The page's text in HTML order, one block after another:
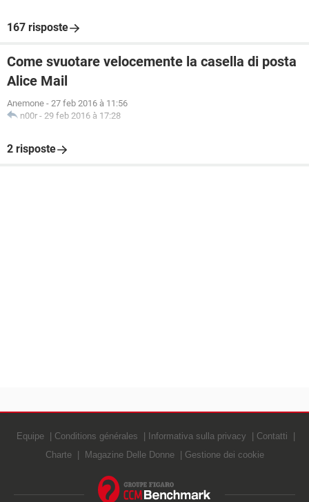
167 risposte
Come svuotare velocemente la casella di posta
Alice Mail
Anemone - 27 feb 2016 à 11:56
n00r - 29 feb 2016 à 17:28
2 risposte
Equipe Conditions générales Informativa sulla privacy
Contatti
Charte
Magazine Delle Donne Gestione dei cookie